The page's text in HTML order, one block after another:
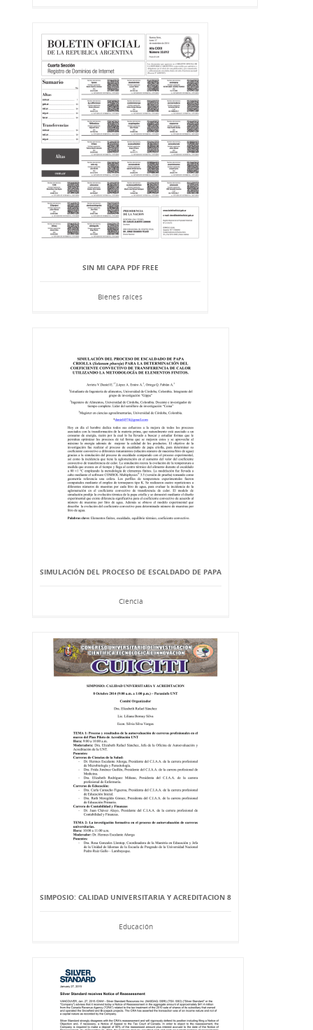
SIN MI CAPA PDF FREE
Bienes raíces
SIMULACIÓN DEL PROCESO DE ESCALDADO DE PAPA
Ciencia
SIMPOSIO: CALIDAD UNIVERSITARIA Y ACREDITACION 8
Educación